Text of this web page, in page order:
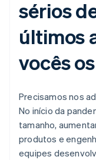
sérios
últimos
vocês
Precisamos nos
No início da
tamanho,
produtos e
equipes